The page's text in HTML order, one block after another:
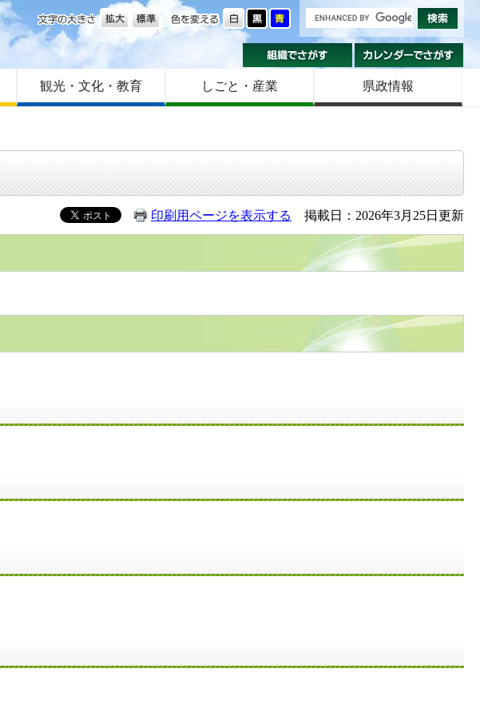
色を変える
文字の大きさ
組織でさがす
観光・文化・教育 しごと・産業 県政情報
印刷用ページを表示する 掲載日：2026年3月25日更新